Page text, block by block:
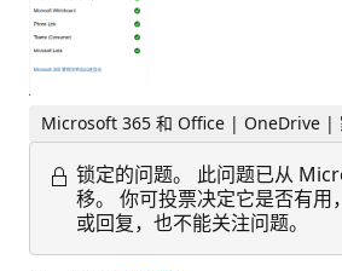
Microsoft 365 和 Office | OneDrive |
锁定的问题。
此问题已从
移。 你可投票决定它是否有用
或回复，也不能关注问题。